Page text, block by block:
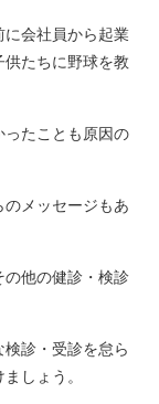
に会社員から起業
たちに野球を教
ったことも原因の
メッセージもあ
の他の健診・検診
診・受診を怠ら
しょう。